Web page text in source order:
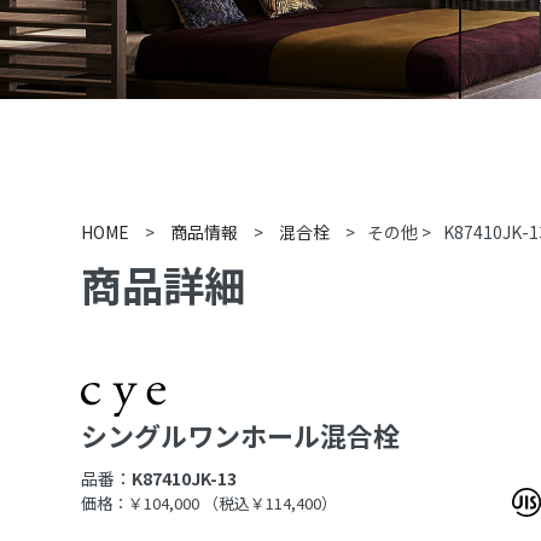
HOME > 商品情報 > 混合栓 > その他 > K87410JK-
商品詳細
シングルワンホール混合栓
品番： K87410JK-13
価格：￥104,000 （税込￥114,400）